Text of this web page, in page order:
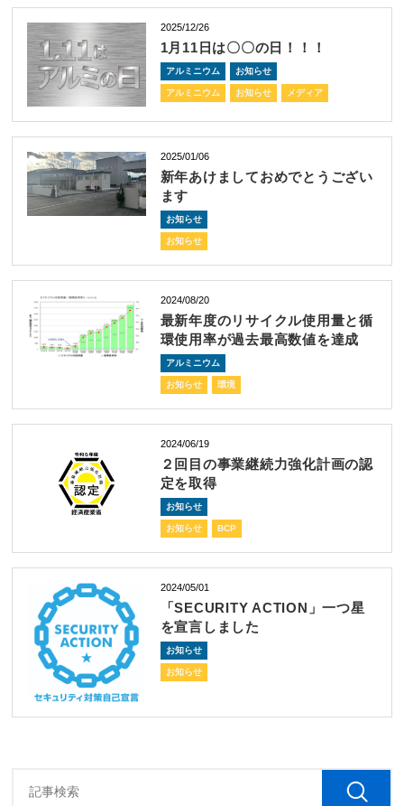
2025/12/26
1月11日は〇〇の日！！！
アルミニウム お知らせ
アルミニウム お知らせ メディア
2025/01/06
新年あけましておめでとうござい
ます
お知らせ
お知らせ
2024/08/20
最新年度のリサイクル使用量と循
環使用率が過去最高数値を達成
アルミニウム
お知らせ 環境
2024/06/19
２回目の事業継続力強化計画の認
定を取得
お知らせ
お知らせ BCP
2024/05/01
「SECURITY ACTION」一つ星
を宣言しました
お知らせ
お知らせ